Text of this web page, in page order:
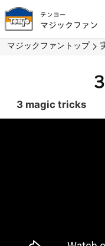
テンヨー
マジックファン
マジックファントップ
3 magic tricks